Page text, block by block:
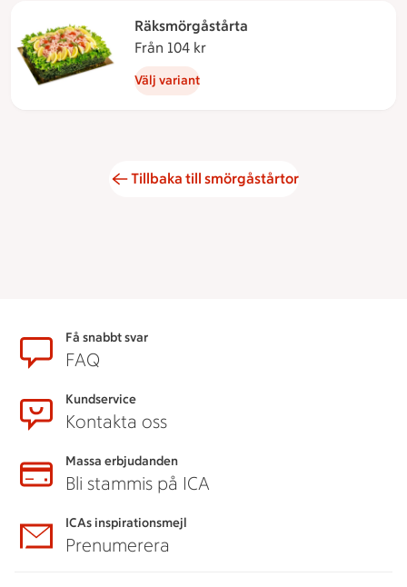
Räksmörgåstårta
Från 104 kr
Välj variant
Tillbaka till smörgåstårtor
SidfotFå snabbt svar
FAQ
Kundservice
Kontakta oss
Massa erbjudanden
Bli stammis på ICA
ICAs inspirationsmejl
Prenumerera